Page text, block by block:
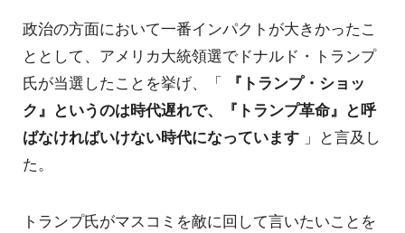
政治の方面において一番インパクトが大きかったこ
ととして、アメリカ大統領選でドナルド・トランプ
氏が当選したことを挙げ、「
『トランプ・ショッ
ク』というのは時代遅れで、『トランプ革命』と呼
ばなければいけない時代になっています 」と言及し
た。
トランプ氏がマスコミを敵に回して言いたいことを